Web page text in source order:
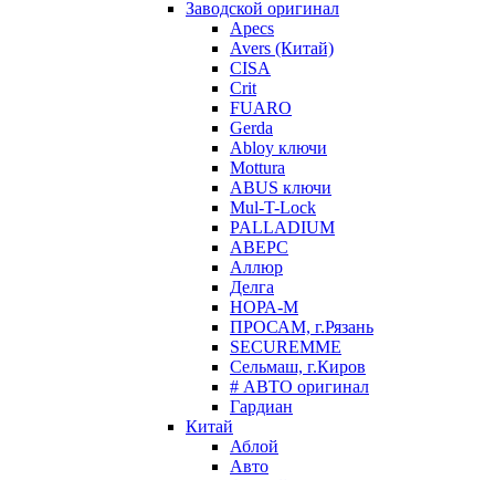
Заводской оригинал
Apecs
Avers (Китай)
CISA
Crit
FUARO
Gerda
Abloy ключи
Mottura
ABUS ключи
Mul-T-Lock
PALLADIUM
АВЕРС
Аллюр
Делга
НОРА-М
ПРОСАМ, г.Рязань
SECUREMME
Сельмаш, г.Киров
# АВТО оригинал
Гардиан
Китай
Аблой
Авто